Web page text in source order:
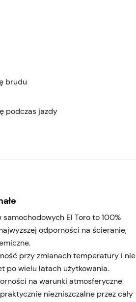
brudu
podczas jazdy
samochodowych El Toro to 100%
odporności na ścieranie,
przy zmianach temperatury i nie
po wielu latach użytkowania.
na warunki atmosferyczne
niezniszczalne przez cały